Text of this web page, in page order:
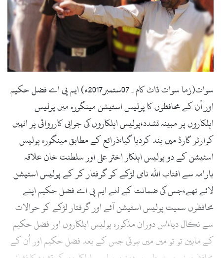
m
i
سوات(زما سوات ڈاٹ کام۔07ستمبر2017ء) ایم پی اے فضل حکیم
اور اُن کے محافظوں کا پولیس اسٹیشن مینگورہ میں پولیس
اہلکاروں پر مبینہ تشدد،پولیس اہلکاروں کی جوابی کارروائی پر انہیں
کوارٹر گارڈ میں بند کردیا گیا،ذرائع کے مطابق مینگورہ پولیس
اسٹیشن کے دو پولیس اہلکار اختر علی اور سلطنت خان علاقہ
بارامہ سے افتاب اللہ نامی لڑکے کو گرفتار کر کے پولیس اسٹیشن
لائے تھے،جس کی ضمانت کے لئے ایم پی اے فضل حکیم اپنے
محافظوں سمیت پولیس اسٹیشن آئے اور گرفتار لڑکے کو حوالات
سے نکال دیا،اس دوران مذکورہ پولیس اہلکاروں اور فضل حکیم
کے مابین تو تو میں میں ہوئی جس کے بعد فضل حکیم اور اُن کے